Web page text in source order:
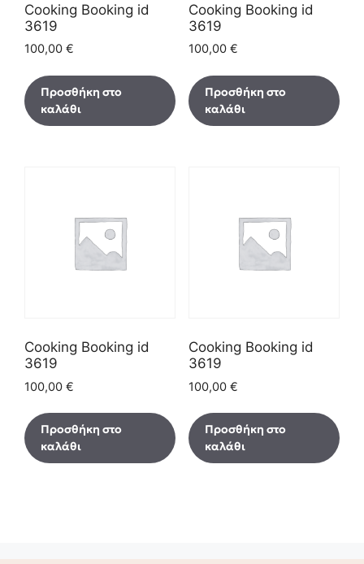
Cooking Booking id
3619
100,00 €
Προσθήκη στο
καλάθι
Cooking Booking id
3619
100,00 €
Προσθήκη στο
καλάθι
Cooking Booking id
3619
100,00 €
Προσθήκη στο
καλάθι
Cooking Booking id
3619
100,00 €
Προσθήκη στο
καλάθι